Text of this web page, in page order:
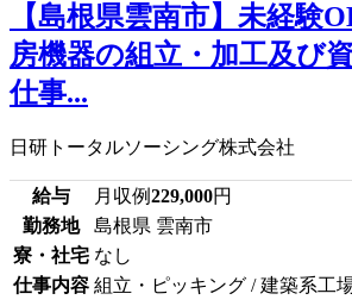
【島根県雲南市】未経験
房機器の組立・加工及び
仕事...
日研トータルソーシング株式会社
給与 月収例229,000円
勤務地
島根県 雲南市
寮・社宅 なし
仕事内容 組立・ピッキング / 建築系工